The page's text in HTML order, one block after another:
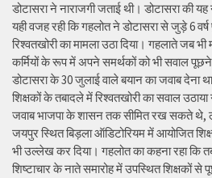
डोटासरा ने नाराजगी जताई थी। डोटासरा की
यही वजह रही कि गहलोत ने डोटासरा से जुड़े 6
रिश्वतखोरी का मामला उठा दिया। गहलाते जब
कर्मियों के रूप में अपने समर्थकों को भी सवाल
डोटासरा के 30 जुलाई वाले बयान का जवाब देना
शिक्षकों के तबादले में रिश्वतखोरी का सवाल
जवाब भाजपा के शासन तक सीमित रख सकते थे,
जयपुर स्थित बिड़ला ऑडिटोरियम में आयोजित
भी उल्लेख कर दिया। गहलोत का कहना रहा कि
शिष्टाचार के नाते समारोह में उपस्थित शिक्षकों से